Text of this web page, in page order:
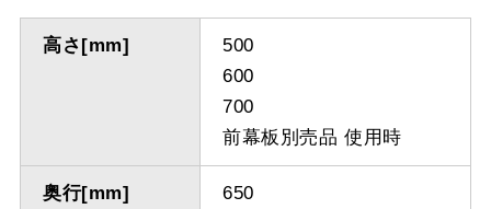
高さ[mm]
500
600
700
前幕板別売品 使用時
奥行[mm] 650